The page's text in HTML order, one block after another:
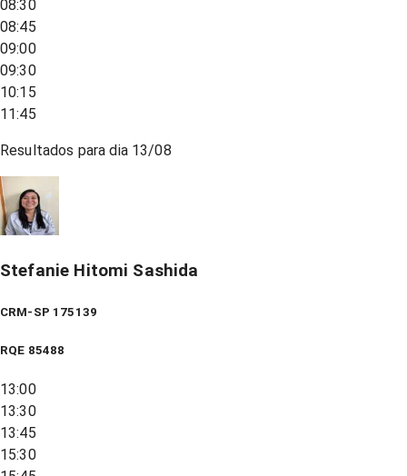
08:30
08:45
09:00
09:30
10:15
11:45
Resultados para dia 13/08
Stefanie Hitomi Sashida
CRM-SP 175139
RQE 85488
13:00
13:30
13:45
15:30